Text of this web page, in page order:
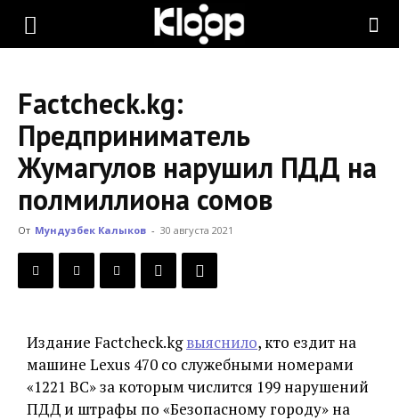
KLOOP.KG
Новости
Кыргызстана
Factcheck.kg:
Предприниматель
Жумагулов нарушил ПДД на
полмиллиона сомов
От Мундузбек Калыков - 30 августа 2021
Издание Factcheck.kgвыяснило, кто ездит на
машине Lехus 470 со служебными номерами
«1221 BC» за которым числится 199 нарушений
ПДД и штрафы по «Безопасному городу» на